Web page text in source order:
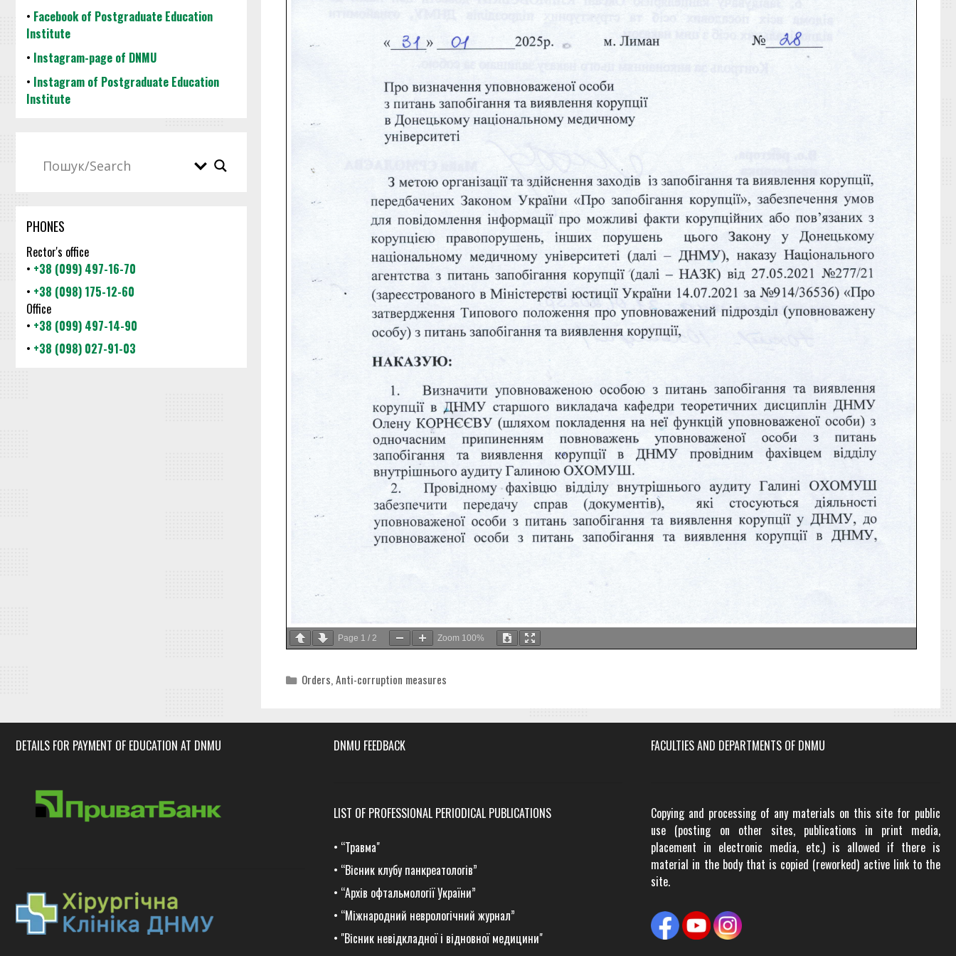
Page 1 / 2 Zoom 100%
Categories
Orders,Anti-corruption measures
• Facebook of Postgraduate Education
Institute
• Instagram-page of DNMU
• Instagram of Postgraduate Education
Institute
PHONES
Rector's office
• +38 (099) 497-16-70
• +38 (098) 175-12-60
Office
• +38 (099) 497-14-90
• +38 (098) 027-91-03
DETAILS FOR PAYMENT OF EDUCATION AT DNMU DNMU FEEDBACK
LIST OF PROFESSIONAL PERIODICAL PUBLICATIONS
• “Травма"
• “Вісник клубу панкреатологів”
• “Архів офтальмології України”
• “Міжнародний неврологічний журнал”
• "Вісник невідкладної і відновної медицини"
FACULTIES AND DEPARTMENTS OF DNMU
Copying and processing of any materials on this site for public
use (posting on other sites, publications in print media,
placement in electronic media, etc.) is allowed if there is
material in the body that is copied (reworked) active link to the
site.